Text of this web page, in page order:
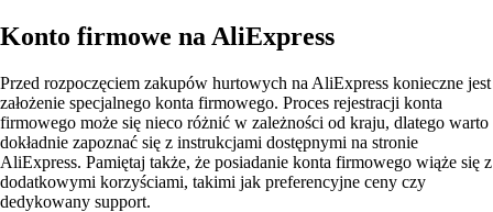
Konto firmowe na AliExpress
Przed rozpoczęciem zakupów hurtowych na AliExpress konieczne jest
założenie specjalnego konta firmowego. Proces rejestracji konta
firmowego może się nieco różnić w zależności od kraju, dlatego warto
dokładnie zapoznać się z instrukcjami dostępnymi na stronie
AliExpress. Pamiętaj także, że posiadanie konta firmowego wiąże się z
dodatkowymi korzyściami, takimi jak preferencyjne ceny czy
dedykowany support.